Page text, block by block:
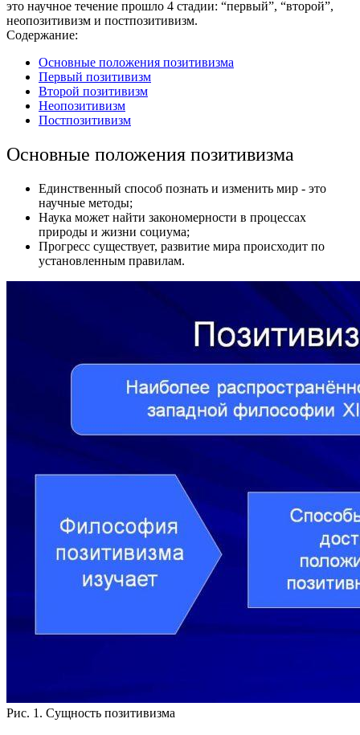
это научное течение прошло 4 стадии: “первый”, “второй”,
неопозитивизм и постпозитивизм.
Содержание:
Основные положения позитивизма
Первый позитивизм
Второй позитивизм
Неопозитивизм
Постпозитивизм
Основные положения позитивизма
Единственный способ познать и изменить мир - это
научные методы;
Наука может найти закономерности в процессах
природы и жизни социума;
Прогресс существует, развитие мира происходит по
установленным правилам.
Рис. 1. Сущность позитивизма